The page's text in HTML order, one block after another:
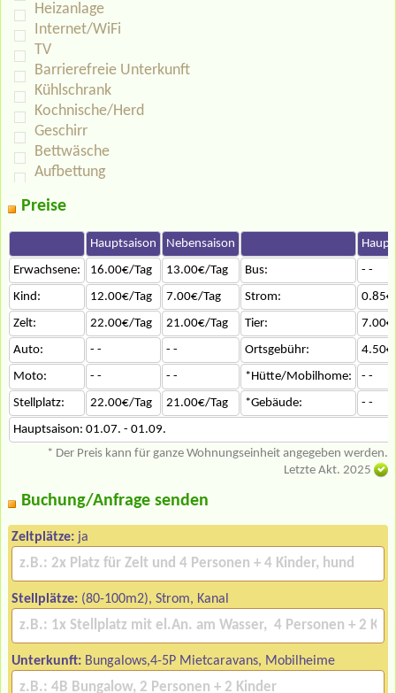
Heizanlage
Internet/WiFi
TV
Barrierefreie Unterkunft
Kühlschrank
Kochnische/Herd
Geschirr
Bettwäsche
Aufbettung
Preise
Hauptsaison Nebensaison
Erwachsene:
16.00€/Tag 13.00€/Tag Bus:
- -
Kind:
12.00€/Tag 7.00€/Tag Strom:
Zelt:
22.00€/Tag 21.00€/Tag Tier:
Auto:
- - - - Ortsgebühr:
Moto:
- - - - *Hütte/Mobilhome:
- -
Stellplatz:
22.00€/Tag 21.00€/Tag *Gebäude:
- -
Hauptsaison: 01.07. - 01.09.
* Der Preis kann für ganze Wohnungseinheit angegeben werden.
Letzte Akt. 2025
Buchung/Anfrage senden
Zeltplätze: ja
Stellplätze: (80-100m2), Strom, Kanal
Unterkunft: Bungalows,4-5P Mietcaravans, Mobilheime